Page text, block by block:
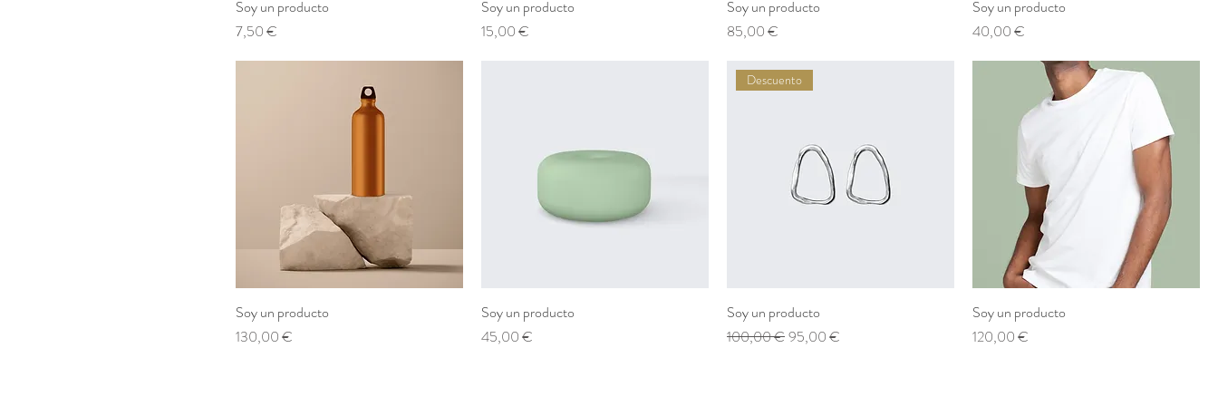
Soy un producto
Prezzo
7,50 €
Soy un producto
Prezzo
15,00 €
Soy un producto
Prezzo
85,00 €
Soy un producto
Prezzo
40,00 €
Soy un producto
Prezzo
130,00 €
Soy un producto
Prezzo
45,00 €
Descuento
Soy un producto
Prezzo regolare
100,00 €Prezzo scontato
95,00 €
Soy un producto
Prezzo
120,00 €